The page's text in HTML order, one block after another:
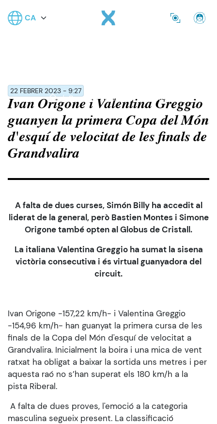
en
inclou
un
sistema
d’accessibilitat.
Select your language
Copa del Món KM Llançat Andorra Notícies
22 FEBRER 2023 - 9:27
Ivan Origone i Valentina Greggio
guanyen la primera Copa del Món
d'esquí de velocitat de les finals de
Grandvalira
A falta de dues curses, Simón Billy ha accedit al
liderat de la general, però Bastien Montes i Simone
Origone també opten al Globus de Cristall.
La italiana Valentina Greggio ha sumat la sisena
victòria consecutiva i és virtual guanyadora del
circuit.
Ivan Origone -157,22 km/h- i Valentina Greggio
-154,96 km/h- han guanyat la primera cursa de les
finals de la Copa del Món d'esquí de velocitat a
Grandvalira. Inicialment la boira i una mica de vent
ratxat ha obligat a baixar la sortida uns metres i per
aquesta raó no s’han superat els 180 km/h a la
pista Riberal.
A falta de dues proves, l'emoció a la categoria
masculina segueix present. La classificació